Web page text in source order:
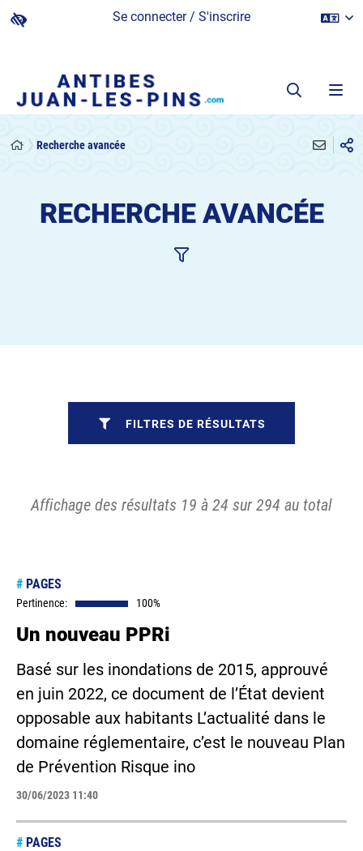
Se connecter / S'inscrire
Recherche avancée
RECHERCHE AVANCÉE
Affichage des résultats 19 à 24 sur 294 au total
# PAGES
Pertinence: 100%
Un nouveau PPRi
Basé sur les inondations de 2015, approuvé
en juin 2022, ce document de l’État devient
opposable aux habitants L’actualité dans le
domaine réglementaire, c’est le nouveau Plan
de Prévention Risque ino
30/06/2023 11:40
# PAGES
FILTRES DE RÉSULTATS